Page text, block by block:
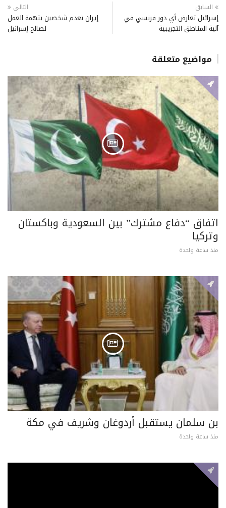
السابق
إسرائيل تعارض أي دور فرنسي في
آلية المناطق التجريبية
التالى
إيران تعدم شخصين بتهمة العمل
لصالح إسرائيل
مواضيع متعلقة
اتفاق “دفاع مشترك” بين السعودية وباكستان
وتركيا
منذ ساعة واحدة
بن سلمان يستقبل أردوغان وشريف في مكة
منذ ساعة واحدة